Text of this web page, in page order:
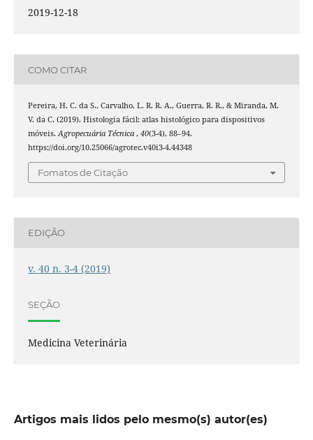
2019-12-18
COMO CITAR
Pereira, H. C. da S., Carvalho, L. R. R. A., Guerra, R. R., & Miranda, M.
V. da C. (2019). Histologia fácil: atlas histológico para dispositivos
móveis.Agropecuária Técnica , 40(3-4), 88–94.
https://doi.org/10.25066/agrotec.v40i3-4.44348
Fomatos de Citação
EDIÇÃO
v. 40 n. 3-4 (2019)
SEÇÃO
Medicina Veterinária
Artigos mais lidos pelo mesmo(s) autor(es)